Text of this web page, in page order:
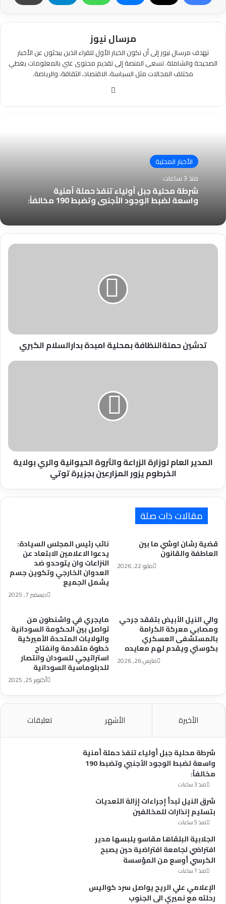
مرسال نيوز
تهدف مرسال نيوز إلى أن تكون الخيار الأول للقراء الذين يبحثون عن الأخبار
الصحيحة والشاملة. تسعى المنصة إلى تقديم محتوى غني بالمعلومات يغطي
مختلف المجالات مثل السياسة، الاقتصاد، الثقافة، والرياضة.
الأخبار المحلية
منذ 3 ساعات
شرطة محلية جبل أولياء تنفذ حملة أمنية
واسعة لضبط الوجود الأجنبي وتضبط 190 مخالفاً:
تدشين
تدشين حملةالنظافة بمحلية امبدة بدارالسلام الكبري
المدير
الخرطوم
يزور
توتي
المدير العام لوزارة الزراعة والثروة الحيوانية والري بولاية
الخرطوم يزور المزارعين بجزيرة توتي
مقالات ذات صلة
نائب رئيس المجلس السيادة:
يدعوا الاعلامين الابتعاد عن
النزاعات وان يتوحدو ضد
العدوان الخارجي وتكوين جسم
يشمل الجميع
ديسمبر 7, 2025
قضية رشان اوشي ما بين
العاطفة والقانون
مايو 22, 2026
مايجري في واشنطون من
تواصل بين الحكومة السودانية
والولايات المتحدة الأميركية
خطوة متقدمة وانفتاح
استراتيجي للسودان وانتصار
للدبلوماسية السودانية
أكتوبر 25, 2025
والي النيل الأبيض بتفقد جرحي
ومصابي معركة الكرامة
بالمستشفى العسكري
بكوستي ويقدم لهم معايده
مارس 26, 2026
الأخيرة الأشهر تعليقات
شرطة محلية جبل أولياء تنفذ حملة أمنية
واسعة لضبط الوجود الأجنبي وتضبط 190
مخالفاً:
منذ 3 ساعات
شرق النيل تبدأ إجراءات إزالة التعديات
بتسليم إنذارات للمخالفين
منذ 5 ساعات
الجلابية البلقاها مقاسو يلبسها ​مدير
افتراضي لجامعة افتراضية حين يصبح
الكرسي أوسع من المؤسسة
منذ 7 ساعات
الإعلامي علي الريح يواصل سرد كواليس
رحلته مع نميري الى الجنوب